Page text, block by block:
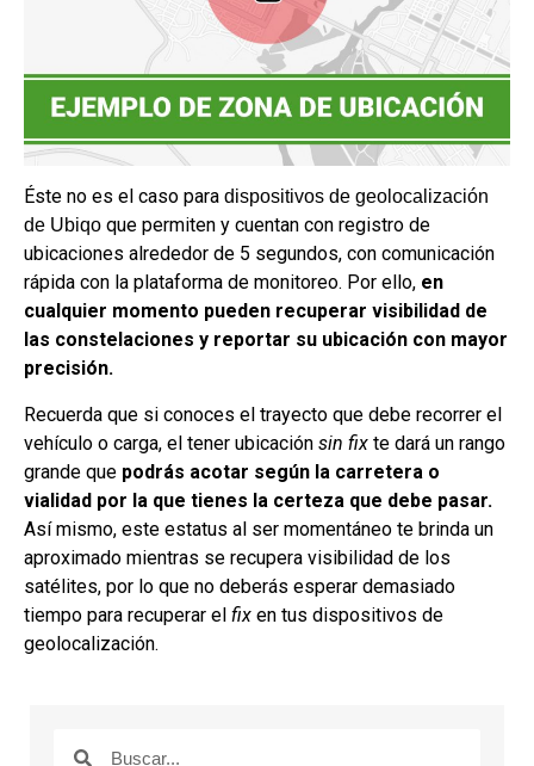
Éste no es el caso para dispositivos de geolocalización
de Ubiqo que permiten y cuentan con registro de
ubicaciones alrededor de 5 segundos, con comunicación
rápida con la plataforma de monitoreo. Por ello, en
cualquier momento pueden recuperar visibilidad de
las constelaciones y reportar su ubicación con mayor
precisión.
Recuerda que si conoces el trayecto que debe recorrer el
vehículo o carga, el tener ubicación sin fix te dará un rango
grande que podrás acotar según la carretera o
vialidad por la que tienes la certeza que debe pasar.
Así mismo, este estatus al ser momentáneo te brinda un
aproximado mientras se recupera visibilidad de los
satélites, por lo que no deberás esperar demasiado
tiempo para recuperar el fix en tus dispositivos de
geolocalización.